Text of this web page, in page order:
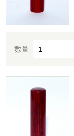
数量